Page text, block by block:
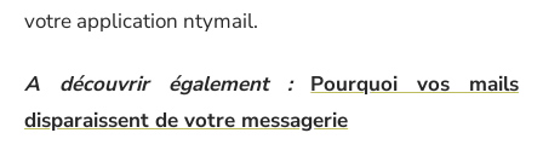
votre application ntymail.
A découvrir également :
Pourquoi vos mails
disparaissent de votre messagerie